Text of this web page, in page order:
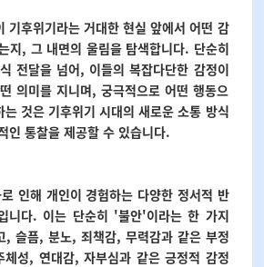
기후위기라는 거대한 현실 앞에서 어떤 감
지, 그 내면의 울림을 탐색합니다. 단순히
전달을 넘어, 이들의 복잡다단한 감정이
의미를 지니며, 궁극적으로 어떤 행동으
는 것은 기후위기 시대의 새로운 소통 방식
인 통찰을 제공할 수 있습니다.
인해 개인이 경험하는 다양한 정서적 반
니다. 이는 단순히 '불안'이라는 한 가지
, 슬픔, 분노, 죄책감, 무력감과 같은 부정
성, 연대감, 자부심과 같은 긍정적 감정